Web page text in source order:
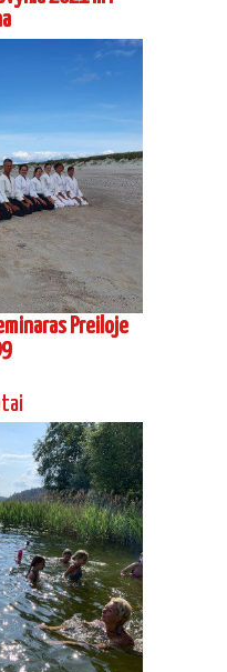
stovykla Asvejos
07
2020